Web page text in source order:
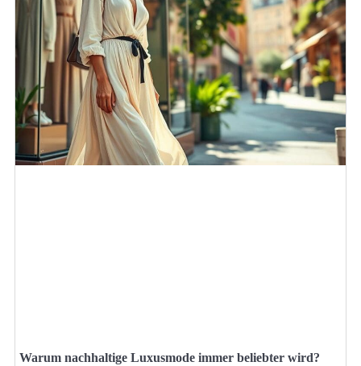
Warum nachhaltige Luxusmode immer beliebter wird?